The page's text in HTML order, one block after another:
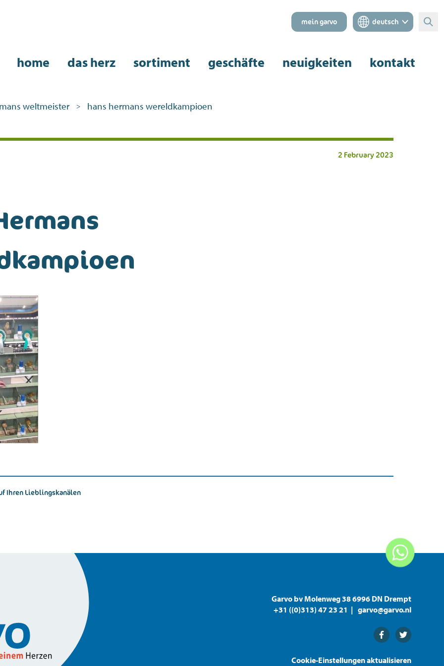
mein garvo deutsch
home das herz sortiment geschäfte neuigkeiten kontakt
weltmeister > hans hermans wereldkampioen
2 February 2023
Ihren Lieblingskanälen
Garvo bv Molenweg 38 6996 DN Drempt
+31 ((0)313) 47 23 21
garvo@garvo.nl
FacebookTwitter
Cookie-Einstellungen aktualisieren